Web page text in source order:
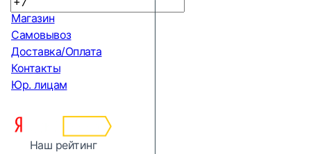
Магазин
Самовывоз
Доставка/Оплата
Контакты
Юр. лицам
Наш рейтинг